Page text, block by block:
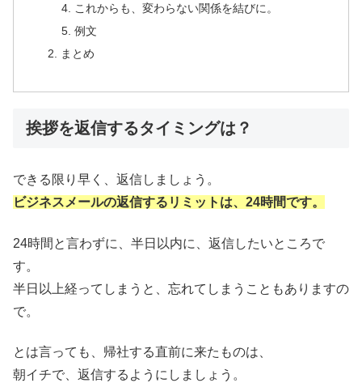
これからも、変わらない関係を結びに。
例文
まとめ
挨拶を返信するタイミングは？
できる限り早く、返信しましょう。
ビジネスメールの返信するリミットは、24時間です。
24時間と言わずに、半日以内に、返信したいところで
す。
半日以上経ってしまうと、忘れてしまうこともありますの
で。
とは言っても、帰社する直前に来たものは、
朝イチで、返信するようにしましょう。